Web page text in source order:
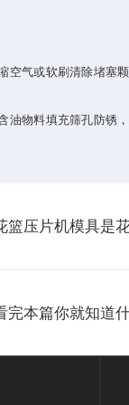
气或软刷清除堵塞颗
物料填充筛孔防锈，
篮压片机模具是
完本篇你就知道